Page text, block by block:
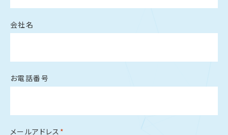
会社名
お電話番号
メールアドレス *